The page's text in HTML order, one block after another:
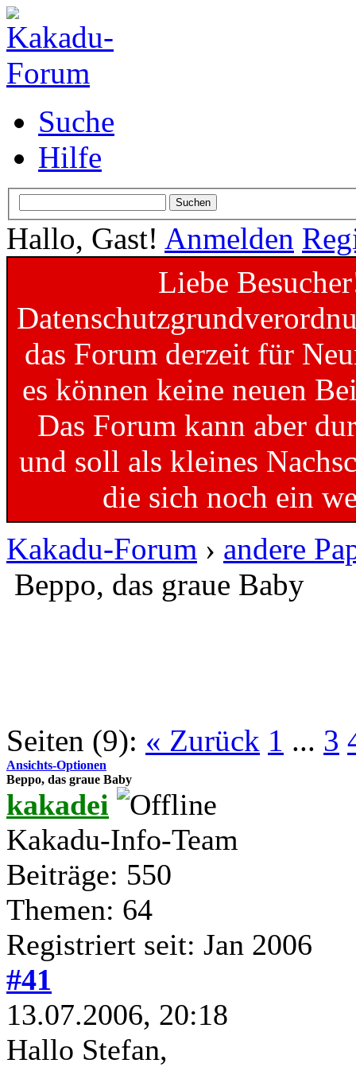
Suche
Hilfe
Hallo, Gast! Anmelden
Liebe
das Forum derzeit für
es können keine neuen
Das Forum kann aber
und soll als kleines
die sich noch ein
Kakadu-Forum › andere
Beppo, das graue Baby
Seiten (9): « Zurück 1 ... 3
Ansichts-Optionen
Beppo, das graue Baby
kakadei
Kakadu-Info-Team
Beiträge: 550
Themen: 64
Registriert seit: Jan 2006
#41
13.07.2006, 20:18
Hallo Stefan,